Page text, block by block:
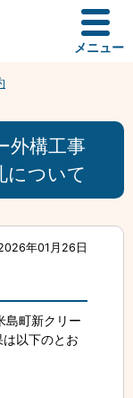
メニュー
外構工事
について
年01月26日
島町新クリー
以下のとお